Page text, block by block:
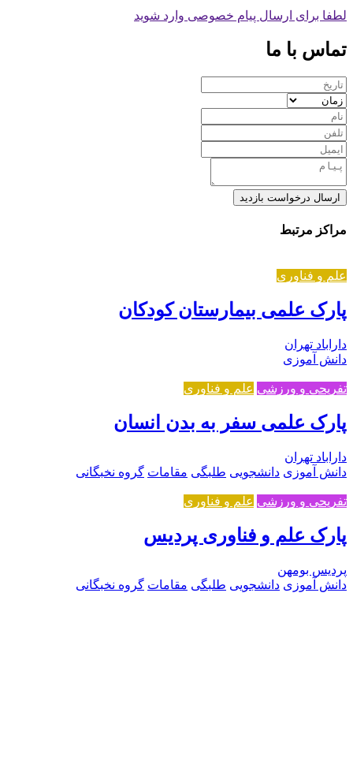
لطفا برای ارسال پیام خصوصی وارد شوید
تماس با ما
ارسال درخواست بازدید
مراکز مرتبط
علم و فناوری
پارک علمی بیمارستان کودکان
داراباد تهران
دانش آموزی
تفریحی و ورزشی علم و فناوری
پارک علمی سفر به بدن انسان
داراباد تهران
دانش آموزی دانشجویی طلبگی مقامات گروه نخبگانی
تفریحی و ورزشی علم و فناوری
پارک علم و فناوری پردیس
پردیس بومهن
دانش آموزی دانشجویی طلبگی مقامات گروه نخبگانی